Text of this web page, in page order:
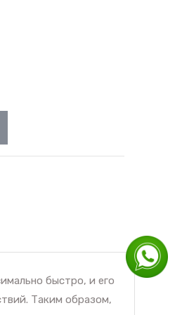
быстро, и его
Таким образом,